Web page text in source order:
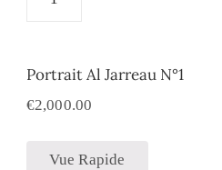
Portrait Al Jarreau N°1
€2,000.00
Vue Rapide